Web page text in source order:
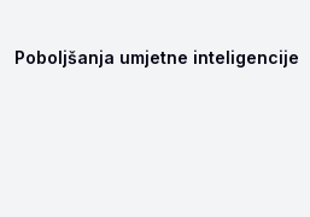
Poboljšanja umjetne inteligencije